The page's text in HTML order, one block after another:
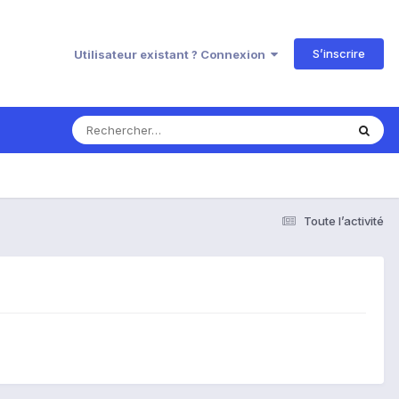
Utilisateur existant ? Connexion S’inscrire
Toute l’activité